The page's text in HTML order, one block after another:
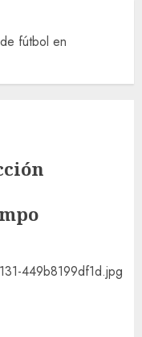
fútbol en